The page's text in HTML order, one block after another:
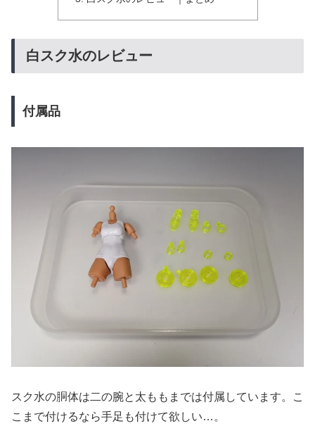
白スク水のレビュー
付属品
スク水の胴体は二の腕と太ももまでは付属しています。こ
こまで付けるなら手足も付けて欲しい…。